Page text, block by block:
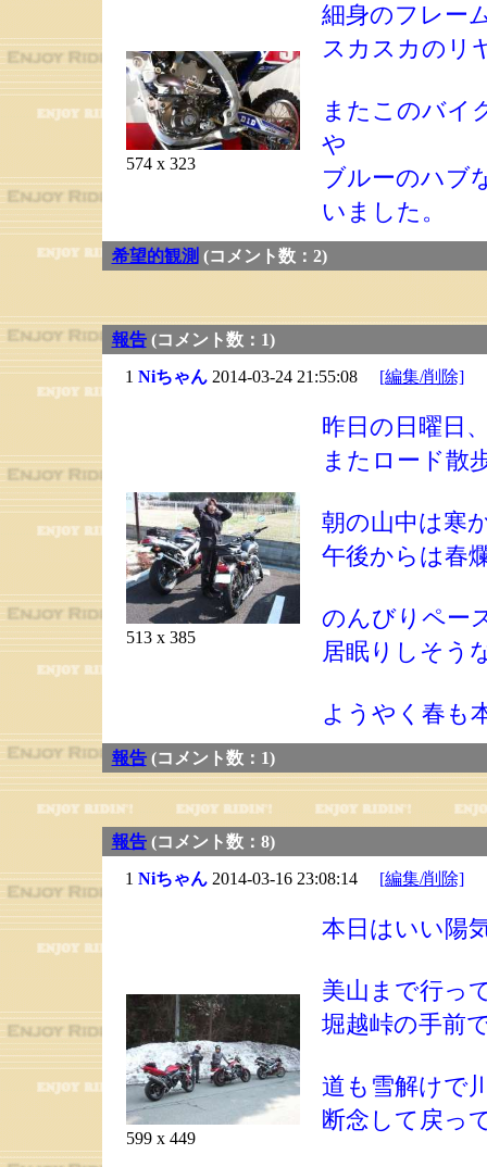
574 x 323
細身のフレー
スカスカのリ
またこのバイ
や
ブルーのハブ
いました。
希望的観測 (コメント数：2)
報告(コメント数：1)
1 Niちゃん2014-03-24 21:55:08 [編集/削除]
513 x 385
昨日の日曜日
またロード散
朝の山中は寒
午後からは春
のんびりペー
居眠りしそう
ようやく春も
報告(コメント数：1)
報告(コメント数：8)
1 Niちゃん2014-03-16 23:08:14 [編集/削除]
599 x 449
本日はいい陽
美山まで行っ
堀越峠の手前
道も雪解けで
断念して戻っ